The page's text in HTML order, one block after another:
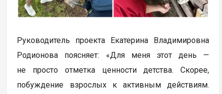
Руководитель проекта Екатерина Владимировна
Родионова поясняет: «Для меня этот день —
не просто отметка ценности детства. Скорее,
побуждение взрослых к активным действиям.